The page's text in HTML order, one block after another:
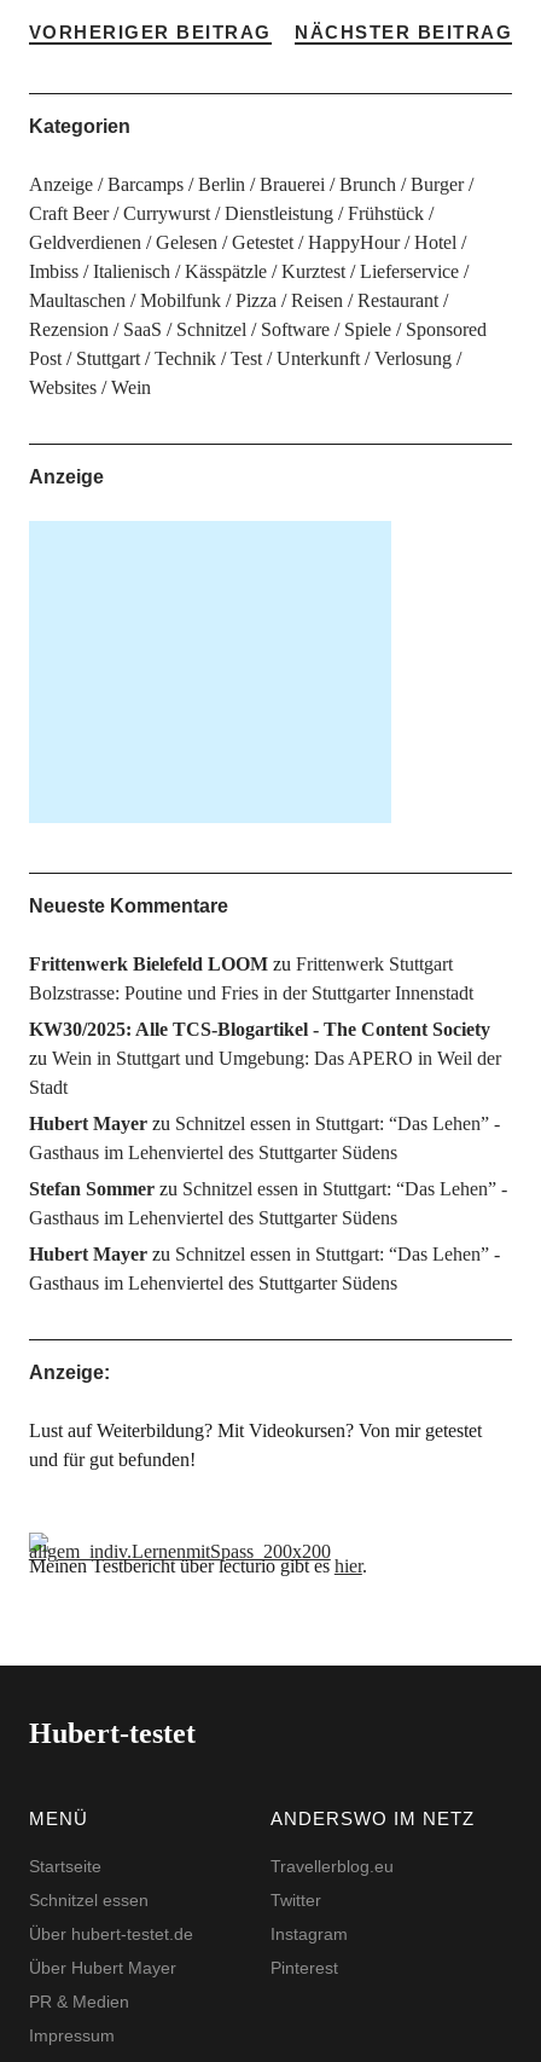
VORHERIGER BEITRAG NÄCHSTER BEITRAG
Kategorien
Anzeige Barcamps Berlin Brauerei Brunch
Burger
Craft Beer
Currywurst Dienstleistung
Frühstück
Geldverdienen
Gelesen Getestet HappyHour
Hotel
Imbiss
Italienisch Kässpätzle Kurztest
Lieferservice
Maultaschen
Mobilfunk Pizza Reisen
Restaurant
Rezension
SaaS Schnitzel Software Spiele
Sponsored
Post
Stuttgart Technik Test Unterkunft
Verlosung
Websites
Wein
Anzeige
Neueste Kommentare
Frittenwerk Bielefeld LOOMzu Frittenwerk Stuttgart
Bolzstrasse: Poutine und Fries in der Stuttgarter Innenstadt
KW30/2025: Alle TCS-Blogartikel - The Content Society
zu Wein in Stuttgart und Umgebung: Das APERO in Weil der
Stadt
Hubert Mayerzu Schnitzel essen in Stuttgart: “Das Lehen” -
Gasthaus im Lehenviertel des Stuttgarter Südens
Stefan Sommerzu Schnitzel essen in Stuttgart: “Das Lehen” -
Gasthaus im Lehenviertel des Stuttgarter Südens
Hubert Mayerzu Schnitzel essen in Stuttgart: “Das Lehen” -
Gasthaus im Lehenviertel des Stuttgarter Südens
Anzeige:
Lust auf Weiterbildung? Mit Videokursen? Von mir getestet
und für gut befunden!
Meinen Testbericht über lecturio gibt eshier.
Hubert-testet
MENÜ
Startseite
Schnitzel essen
Über hubert-testet.de
Über Hubert Mayer
PR & Medien
Impressum
ANDERSWO IM NETZ
Travellerblog.eu
Twitter
Instagram
Pinterest